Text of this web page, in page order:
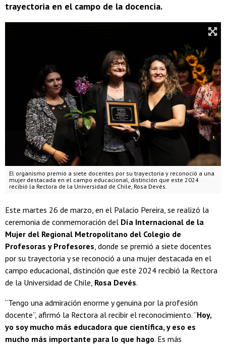
trayectoria en el campo de la docencia.
El organismo premió a siete docentes por su trayectoria y reconoció a una
mujer destacada en el campo educacional, distinción que este 2024
recibió la Rectora de la Universidad de Chile, Rosa Devés.
Este martes 26 de marzo, en el Palacio Pereira, se realizó la
ceremonia de conmemoración del Día Internacional de la
Mujer del Regional Metropolitano del Colegio de
Profesoras y Profesores, donde se premió a siete docentes
por su trayectoria y se reconoció a una mujer destacada en el
campo educacional, distinción que este 2024 recibió la Rectora
de la Universidad de Chile, Rosa Devés.
“Tengo una admiración enorme y genuina por la profesión
docente”, afirmó la Rectora al recibir el reconocimiento. “Hoy,
yo soy mucho más educadora que científica, y eso es
mucho más importante para lo que hago. Es más